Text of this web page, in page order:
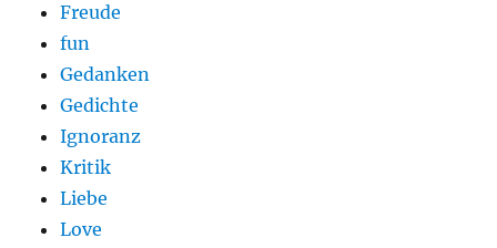
Freude
fun
Gedanken
Gedichte
Ignoranz
Kritik
Liebe
Love